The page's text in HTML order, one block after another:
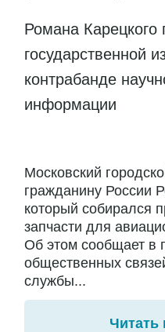
Романа
государственной
контрабанде
информации
Московский
гражданину России
который собирался
запчасти для
Об этом сообщает в
общественных
службы...
Читать